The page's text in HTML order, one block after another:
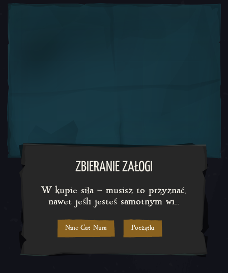
ZBIERANIE ZAŁOGI
W kupie siła – musisz to przyznać,
nawet jeśli jesteś samotnym wi...
W kupie siła – musisz to
Nine-Cat Nura Początki